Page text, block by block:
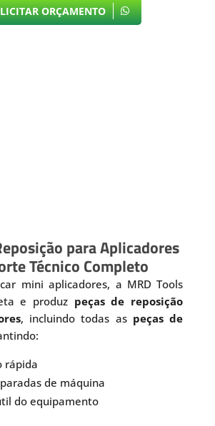
ORÇAMENTO
para Aplicadores
Técnico Completo
mini aplicadores, a MRD Tools
e produz peças de reposição
, incluindo todas as peças de
rápida
de máquina
do equipamento